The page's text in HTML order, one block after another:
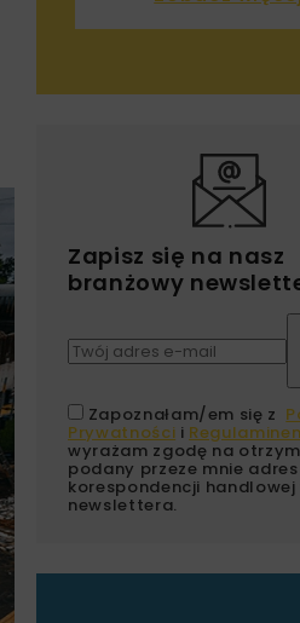
Zapisz się na nasz
branżowy
Zapoznałam/em się z
Prywatności i
wyrażam zgodę na
podany przeze mnie
korespondencji
newslettera.